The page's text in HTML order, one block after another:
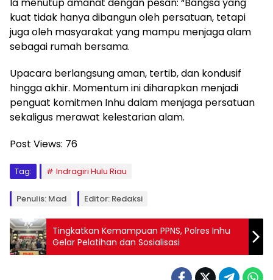
kuat tidak hanya dibangun oleh persatuan, tetapi
juga oleh masyarakat yang mampu menjaga alam
sebagai rumah bersama.
Upacara berlangsung aman, tertib, dan kondusif
hingga akhir. Momentum ini diharapkan menjadi
penguat komitmen Inhu dalam menjaga persatuan
sekaligus merawat kelestarian alam.
Post Views: 76
Tag: Indragiri Hulu Riau
Penulis: Mad Editor: Redaksi
Tingkatkan Kemampuan PPNS, Polres Inhu
Gelar Pelatihan dan Sosialisasi